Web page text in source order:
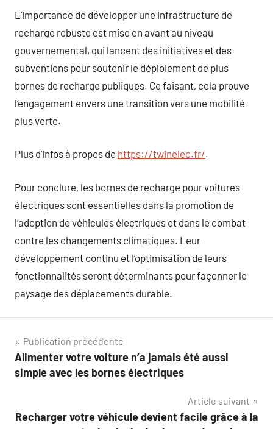
L’importance de développer une infrastructure de
recharge robuste est mise en avant au niveau
gouvernemental, qui lancent des initiatives et des
subventions pour soutenir le déploiement de plus
bornes de recharge publiques. Ce faisant, cela prouve
l’engagement envers une transition vers une mobilité
plus verte.
Plus d’infos à propos de https://twinelec.fr/.
Pour conclure, les bornes de recharge pour voitures
électriques sont essentielles dans la promotion de
l’adoption de véhicules électriques et dans le combat
contre les changements climatiques. Leur
développement continu et l’optimisation de leurs
fonctionnalités seront déterminants pour façonner le
paysage des déplacements durable.
Navigation
de
Publication précédente
Alimenter votre voiture n’a jamais été aussi
simple avec les bornes électriques
Article suivant
Recharger votre véhicule devient facile grâce à la